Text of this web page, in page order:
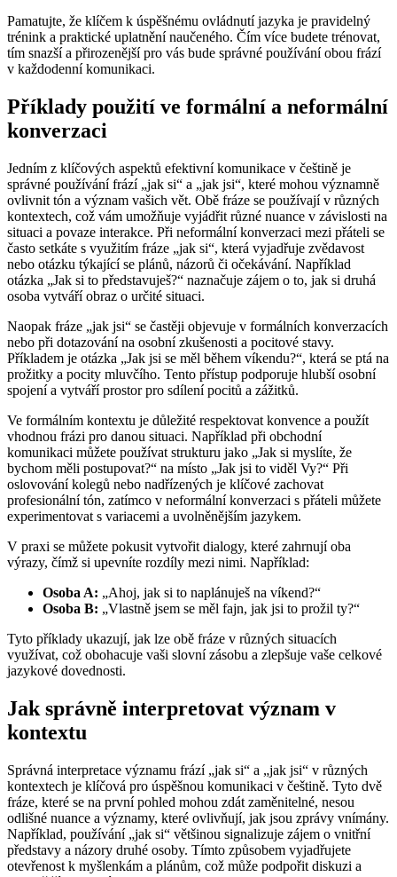
Pamatujte, že klíčem k úspěšnému ovládnutí jazyka je pravidelný
trénink a praktické uplatnění naučeného. Čím více budete trénovat,
tím snazší a přirozenější pro vás bude správné používání obou frází
v každodenní komunikaci.
Příklady použití ve formální a neformální
konverzaci
Jedním z klíčových aspektů efektivní komunikace v češtině je
správné používání frází „jak si“ a „jak jsi“, které mohou významně
ovlivnit tón a význam vašich vět. Obě fráze se používají v různých
kontextech, což vám umožňuje vyjádřit různé nuance v závislosti na
situaci a povaze interakce. Při neformální konverzaci mezi přáteli se
často setkáte s využitím fráze „jak si“, která vyjadřuje zvědavost
nebo otázku týkající se plánů, názorů či očekávání. Například
otázka „Jak si to představuješ?“ naznačuje zájem o to, jak si druhá
osoba vytváří obraz o určité situaci.
Naopak fráze „jak jsi“ se častěji objevuje v formálních konverzacích
nebo při dotazování na osobní zkušenosti a pocitové stavy.
Příkladem je otázka „Jak jsi se měl během víkendu?“, která se ptá na
prožitky a pocity mluvčího. Tento přístup podporuje hlubší osobní
spojení a vytváří prostor pro sdílení pocitů a zážitků.
Ve formálním kontextu je důležité respektovat konvence a použít
vhodnou frázi pro danou situaci. Například při obchodní
komunikaci můžete používat strukturu jako „Jak si myslíte, že
bychom měli postupovat?“ na místo „Jak jsi to viděl Vy?“ Při
oslovování kolegů nebo nadřízených je klíčové zachovat
profesionální tón, zatímco v neformální konverzaci s přáteli můžete
experimentovat s variacemi a uvolněnějším jazykem.
V praxi se můžete pokusit vytvořit dialogy, které zahrnují oba
výrazy, čímž si upevníte rozdíly mezi nimi. Například:
Osoba A: „Ahoj, jak si to naplánuješ na víkend?“
Osoba B: „Vlastně jsem se měl fajn, jak jsi to prožil ty?“
Tyto příklady ukazují, jak lze obě fráze v různých situacích
využívat, což obohacuje vaši slovní zásobu a zlepšuje vaše celkové
jazykové dovednosti.
Jak správně interpretovat význam v
kontextu
Správná interpretace významu frází „jak si“ a „jak jsi“ v různých
kontextech je klíčová pro úspěšnou komunikaci v češtině. Tyto dvě
fráze, které se na první pohled mohou zdát zaměnitelné, nesou
odlišné nuance a významy, které ovlivňují, jak jsou zprávy vnímány.
Například, používání „jak si“ většinou signalizuje zájem o vnitřní
představy a názory druhé osoby. Tímto způsobem vyjadřujete
otevřenost k myšlenkám a plánům, což může podpořit diskuzi a